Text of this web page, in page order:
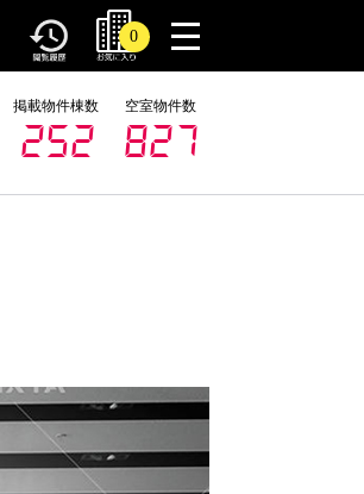
0
toggle
navigation
掲載物件棟数
252
空室物件数
827